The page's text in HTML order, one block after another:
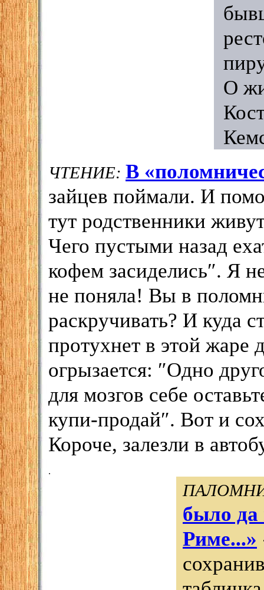
О
ЧТЕНИЕ: В
зайцев поймали. И
тут родственники
Чего пустыми назад
кофем засиделись″. Я
не поняла! Вы в
раскручивать? И куда
протухнет в этой жаре
огрызается: ″Одно
для мозгов себе
купи-продай″. Вот и
Короче, залезли в
.
было да
Риме...»